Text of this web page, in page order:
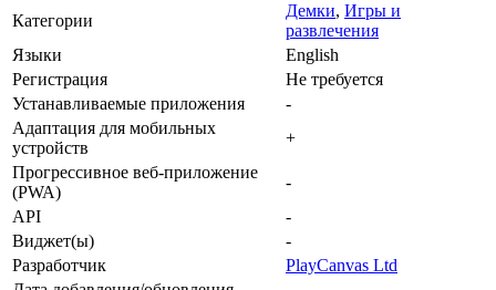
Категории
Демки, Игры и
развлечения
Языки
English
Регистрация
Не требуется
Устанавливаемые приложения
-
Адаптация для мобильных
устройств
+
Прогрессивное веб-приложение
(PWA)
-
API
-
Виджет(ы)
-
Разработчик
PlayCanvas Ltd